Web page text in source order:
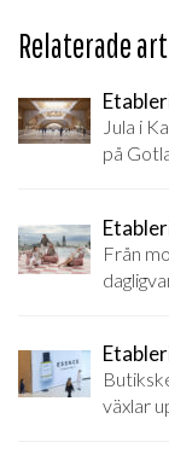
Relaterade
Jula i
på
Från
växlar